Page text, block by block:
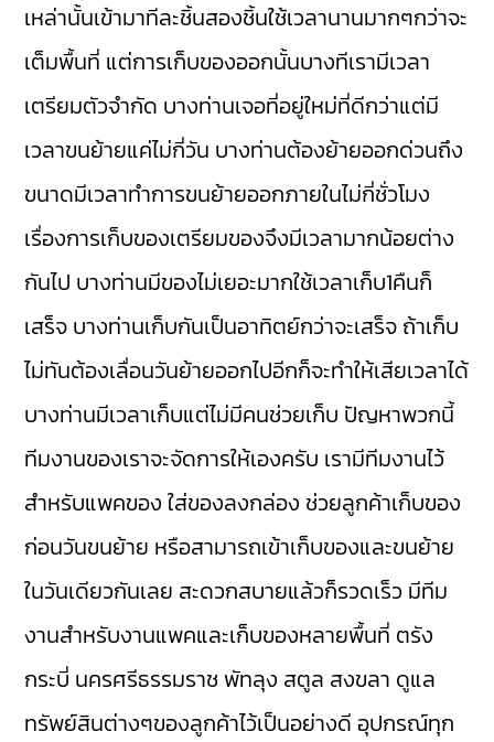
เหล่านั้นเข้ามาทีละชิ้นสองชิ้นใช้เวลานานมากๆกว่าจะ
เต็มพื้นที่ แต่การเก็บของออกนั้นบางทีเรามีเวลา
เตรียมตัวจำกัด บางท่านเจอที่อยู่ใหม่ที่ดีกว่าแต่มี
เวลาขนย้ายแค่ไม่กี่วัน บางท่านต้องย้ายออกด่วนถึง
ขนาดมีเวลาทำการขนย้ายออกภายในไม่กี่ชั่วโมง
เรื่องการเก็บของเตรียมของจึงมีเวลามากน้อยต่าง
กันไป บางท่านมีของไม่เยอะมากใช้เวลาเก็บ1คืนก็
เสร็จ บางท่านเก็บกันเป็นอาทิตย์กว่าจะเสร็จ ถ้าเก็บ
ไม่ทันต้องเลื่อนวันย้ายออกไปอีกก็จะทำให้เสียเวลาได้
บางท่านมีเวลาเก็บแต่ไม่มีคนช่วยเก็บ ปัญหาพวกนี้
ทีมงานของเราจะจัดการให้เองครับ เรามีทีมงานไว้
สำหรับแพคของ ใส่ของลงกล่อง ช่วยลูกค้าเก็บของ
ก่อนวันขนย้าย หรือสามารถเข้าเก็บของและขนย้าย
ในวันเดียวกันเลย สะดวกสบายแล้วก็รวดเร็ว มีทีม
งานสำหรับงานแพคและเก็บของหลายพื้นที่ ตรัง
กระบี่ นครศรีธรรมราช พัทลุง สตูล สงขลา ดูแล
ทรัพย์สินต่างๆของลูกค้าไว้เป็นอย่างดี อุปกรณ์ทุก